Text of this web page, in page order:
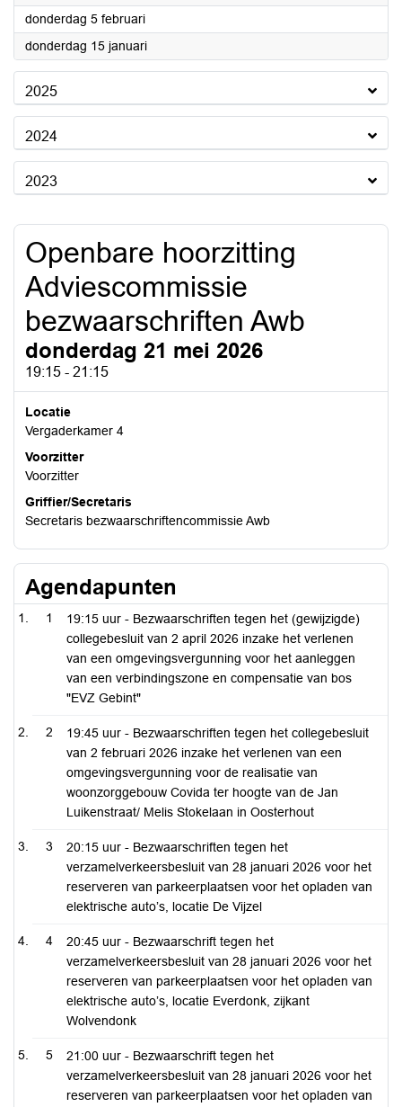
donderdag 5 februari2026
donderdag 15 januari2026
2025
2024
2023
Openbare hoorzitting
Adviescommissie
bezwaarschriften Awb
donderdag 21 mei 2026
19:15 - 21:15
Locatie
Vergaderkamer 4
Voorzitter
Voorzitter
Griffier/Secretaris
Secretaris bezwaarschriftencommissie Awb
Agendapunten
1
19:15 uur - Bezwaarschriften tegen het (gewijzigde)
collegebesluit van 2 april 2026 inzake het verlenen
van een omgevingsvergunning voor het aanleggen
van een verbindingszone en compensatie van bos
"EVZ Gebint"
2
19:45 uur - Bezwaarschriften tegen het collegebesluit
van 2 februari 2026 inzake het verlenen van een
omgevingsvergunning voor de realisatie van
woonzorggebouw Covida ter hoogte van de Jan
Luikenstraat/ Melis Stokelaan in Oosterhout
3
20:15 uur - Bezwaarschriften tegen het
verzamelverkeersbesluit van 28 januari 2026 voor het
reserveren van parkeerplaatsen voor het opladen van
elektrische auto’s, locatie De Vijzel
4
20:45 uur - Bezwaarschrift tegen het
verzamelverkeersbesluit van 28 januari 2026 voor het
reserveren van parkeerplaatsen voor het opladen van
elektrische auto’s, locatie Everdonk, zijkant
Wolvendonk
5
21:00 uur - Bezwaarschrift tegen het
verzamelverkeersbesluit van 28 januari 2026 voor het
reserveren van parkeerplaatsen voor het opladen van